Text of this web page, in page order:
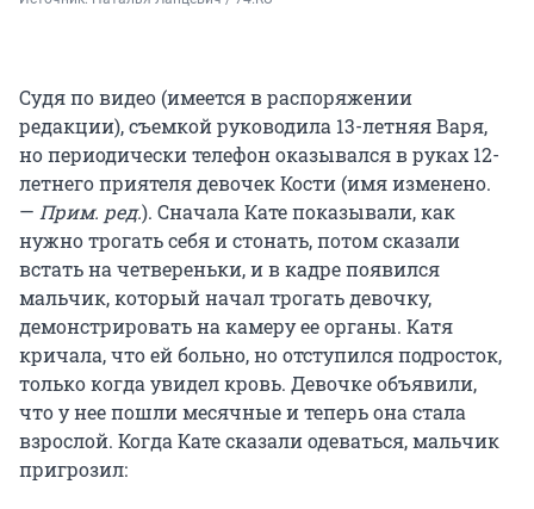
Судя по видео (имеется в распоряжении
редакции), съемкой руководила 13-летняя Варя,
но периодически телефон оказывался в руках 12-
летнего приятеля девочек Кости (имя изменено.
— Прим. ред.). Сначала Кате показывали, как
нужно трогать себя и стонать, потом сказали
встать на четвереньки, и в кадре появился
мальчик, который начал трогать девочку,
демонстрировать на камеру ее органы. Катя
кричала, что ей больно, но отступился подросток,
только когда увидел кровь. Девочке объявили,
что у нее пошли месячные и теперь она стала
взрослой. Когда Кате сказали одеваться, мальчик
пригрозил: